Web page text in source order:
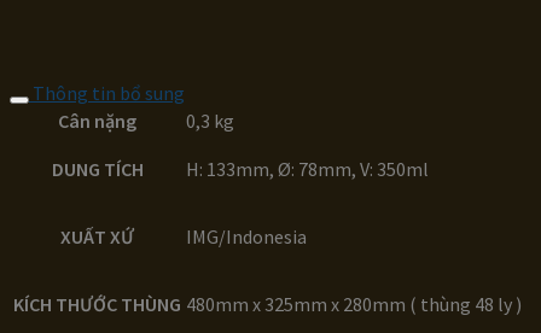
Thông tin bổ sung
Cân nặng
0,3 kg
DUNG TÍCH
H: 133mm, Ø: 78mm, V: 350ml
XUẤT XỨ IMG/Indonesia
KÍCH THƯỚC THÙNG 480mm x 325mm x 280mm ( thùng 48 ly )